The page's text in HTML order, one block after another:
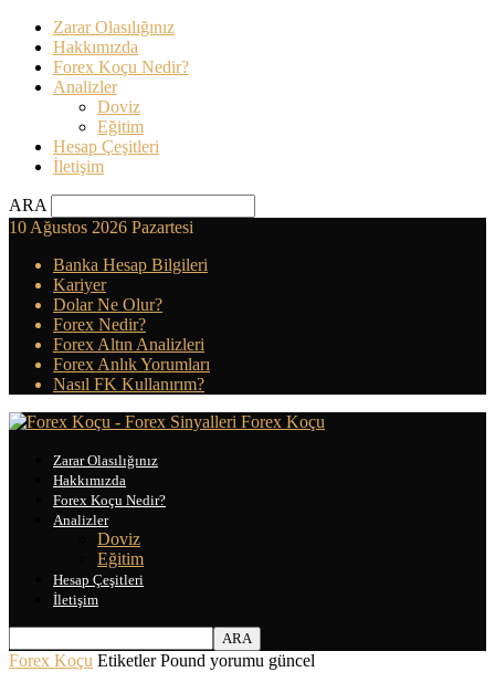
Zarar Olasılığınız
Hakkımızda
Forex Koçu Nedir?
Analizler
Doviz
Eğitim
Hesap Çeşitleri
İletişim
ARA
10 Ağustos 2026 Pazartesi
Banka Hesap Bilgileri
Kariyer
Dolar Ne Olur?
Forex Nedir?
Forex Altın Analizleri
Forex Anlık Yorumları
Nasıl FK Kullanırım?
Forex Koçu
Zarar Olasılığınız
Hakkımızda
Forex Koçu Nedir?
Analizler
Doviz
Eğitim
Hesap Çeşitleri
İletişim
Forex Koçu Etiketler Pound yorumu güncel